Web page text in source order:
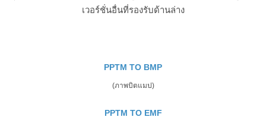
เวอร์ชั่นอื่นที่รองรับด้านล่าง
PPTM TO BMP
(ภาพบิตแมป)
PPTM TO EMF